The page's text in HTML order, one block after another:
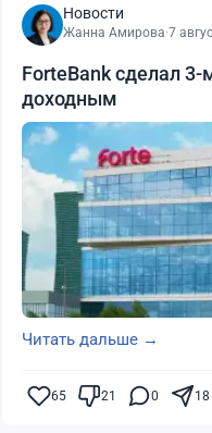
Новости
Жанна Амирова·7
ForteBank сделал
доходным
Читать дальше →
65 21 0 18